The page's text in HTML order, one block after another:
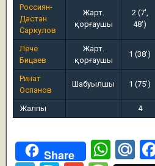
Россиян-
Дастан
Саркулов
Жарт.
қорғаушы
2 (7',
48')
Лече
Бицаев
Жарт.
қорғаушы
1 (38')
Ринат
Оспанов
Шабуылшы 1 (75')
Жалпы 4
Share
W
M